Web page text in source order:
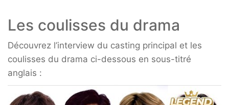
Les coulisses du drama
Découvrez l’interview du casting principal et les
coulisses du drama ci-dessous en sous-titré
anglais :